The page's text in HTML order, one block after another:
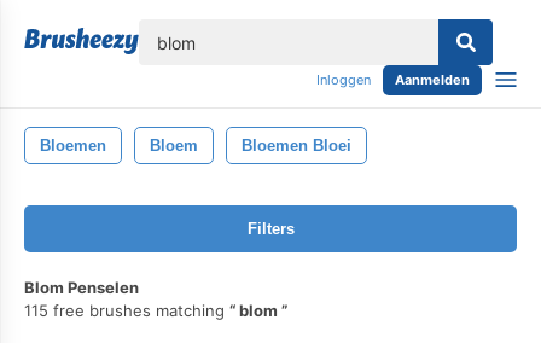
Inloggen Aanmelden
Bloemen Bloem Bloemen Bloei
Filters
Blom Penselen
115 free brushes matching
blom